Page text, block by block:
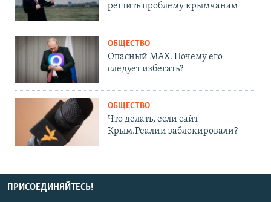
решить проблему крымчанам
ОБЩЕСТВО
Опасный MAX. Почему его
следует избегать?
ОБЩЕСТВО
Что делать, если сайт
Крым.Реалии заблокировали?
ПРИСОЕДИНЯЙТЕСЬ!